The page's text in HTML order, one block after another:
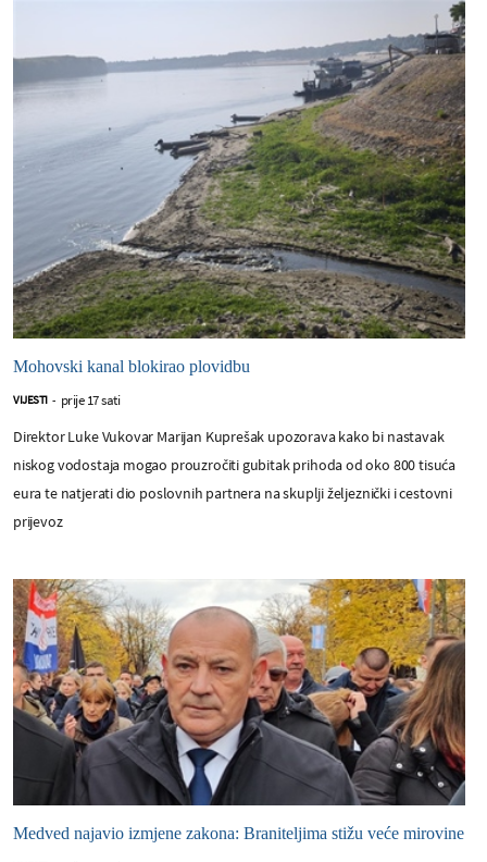
Mohovski kanal blokirao plovidbu
VIJESTI - prije 17 sati
Direktor Luke Vukovar Marijan Kuprešak upozorava kako bi nastavak
niskog vodostaja mogao prouzročiti gubitak prihoda od oko 800 tisuća
eura te natjerati dio poslovnih partnera na skuplji željeznički i cestovni
prijevoz
Medved najavio izmjene zakona: Braniteljima stižu veće mirovine